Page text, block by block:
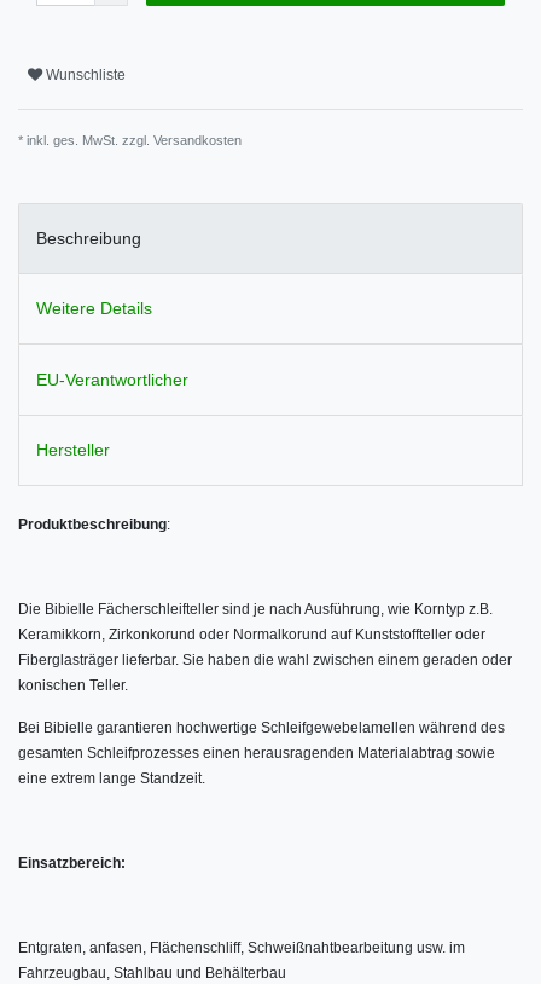
Wunschliste
* inkl. ges. MwSt. zzgl. Versandkosten
Beschreibung
Weitere Details
EU-Verantwortlicher
Hersteller
Produktbeschreibung:
Die Bibielle Fächerschleifteller sind je nach Ausführung, wie Korntyp z.B.
Keramikkorn, Zirkonkorund oder Normalkorund auf Kunststoffteller oder
Fiberglasträger lieferbar. Sie haben die wahl zwischen einem geraden oder
konischen Teller.
Bei Bibielle garantieren hochwertige Schleifgewebelamellen während des
gesamten Schleifprozesses einen herausragenden Materialabtrag sowie
eine extrem lange Standzeit.
Einsatzbereich:
Entgraten, anfasen, Flächenschliff, Schweißnahtbearbeitung usw. im
Fahrzeugbau, Stahlbau und Behälterbau